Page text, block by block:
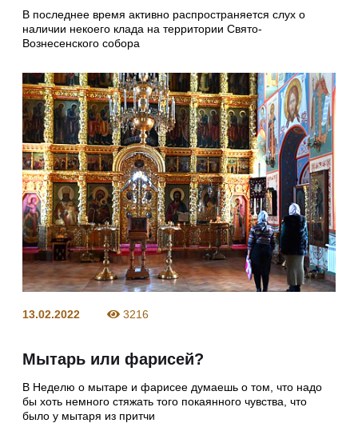
В последнее время активно распространяется слух о
наличии некоего клада на территории Свято-
Вознесенского собора
13.02.2022 3216
Мытарь или фарисей?
В Неделю о мытаре и фарисее думаешь о том, что надо
бы хоть немного стяжать того покаянного чувства, что
было у мытаря из притчи